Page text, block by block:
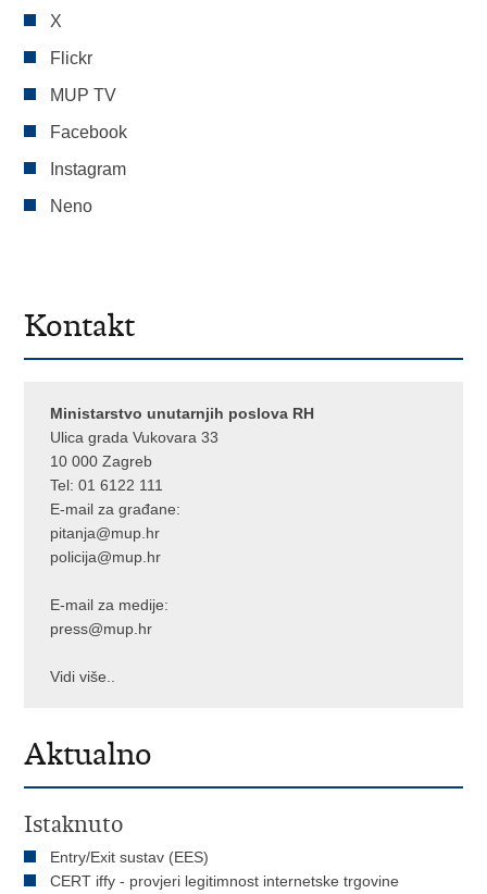
X
Flickr
MUP TV
Facebook
Instagram
Neno
Kontakt
Ministarstvo unutarnjih poslova RH
Ulica grada Vukovara 33
10 000 Zagreb
Tel:01 6122 111
E-mail za građane:
pitanja@mup.hr
policija@mup.hr
E-mail za medije:
press@mup.hr
Vidi više..
Aktualno
Istaknuto
Entry/Exit sustav (EES)
CERT iffy - provjeri legitimnost internetske trgovine